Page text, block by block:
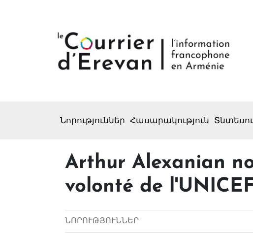
Նորություններ Հասարակություն
Arthur Alexanian
volonté de
ՆՈՐՈՒԹՅՈՒՆՆԵՐ